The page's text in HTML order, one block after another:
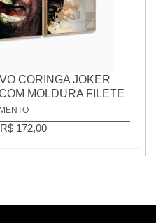
CORINGA JOKER
MOLDURA FILETE
R$ 172,00